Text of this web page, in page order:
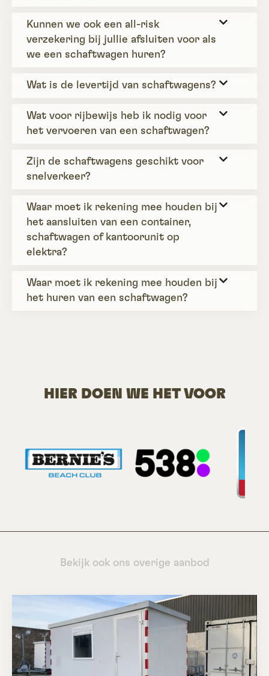
Kunnen we ook een all-risk
verzekering bij jullie afsluiten voor als
we een schaftwagen huren?
Wat is de levertijd van schaftwagens?
Wat voor rijbewijs heb ik nodig voor
het vervoeren van een schaftwagen?
Zijn de schaftwagens geschikt voor
snelverkeer?
Waar moet ik rekening mee houden bij
het aansluiten van een container,
schaftwagen of kantoorunit op
elektra?
Waar moet ik rekening mee houden bij
het huren van een schaftwagen?
HIER DOEN WE HET VOOR
Bekijk ook ons overige aanbod